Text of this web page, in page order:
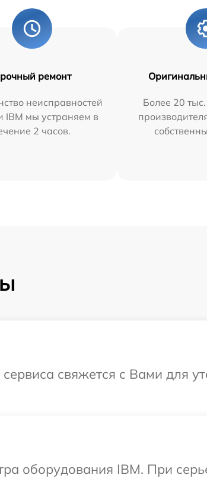
ремонт
неисправностей
IBM мы устраняем в
2 часов.
Более 20
свяжется с Вами для
оборудования IBM. При